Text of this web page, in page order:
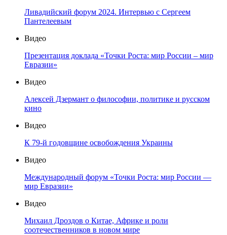
Ливадийский форум 2024. Интервью с Сергеем
Пантелеевым
Видео
Презентация доклада «Точки Роста: мир России – мир
Евразии»
Видео
Алексей Дзермант о философии, политике и русском
кино
Видео
К 79-й годовщине освобождения Украины
Видео
Международный форум «Точки Роста: мир России —
мир Евразии»
Видео
Михаил Дроздов о Китае, Африке и роли
соотечественников в новом мире